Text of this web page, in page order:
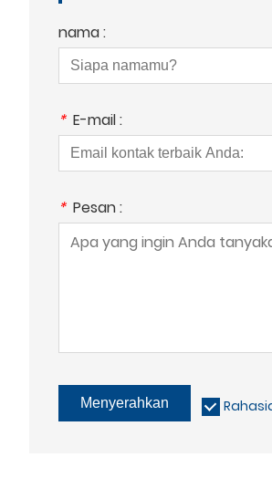
nama :
* E-mail :
* Pesan :
Menyerahkan